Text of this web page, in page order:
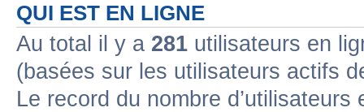
QUI EST EN LIGNE
Au total il y a 281 utilisateurs en
(basées sur les utilisateurs actifs
Le record du nombre